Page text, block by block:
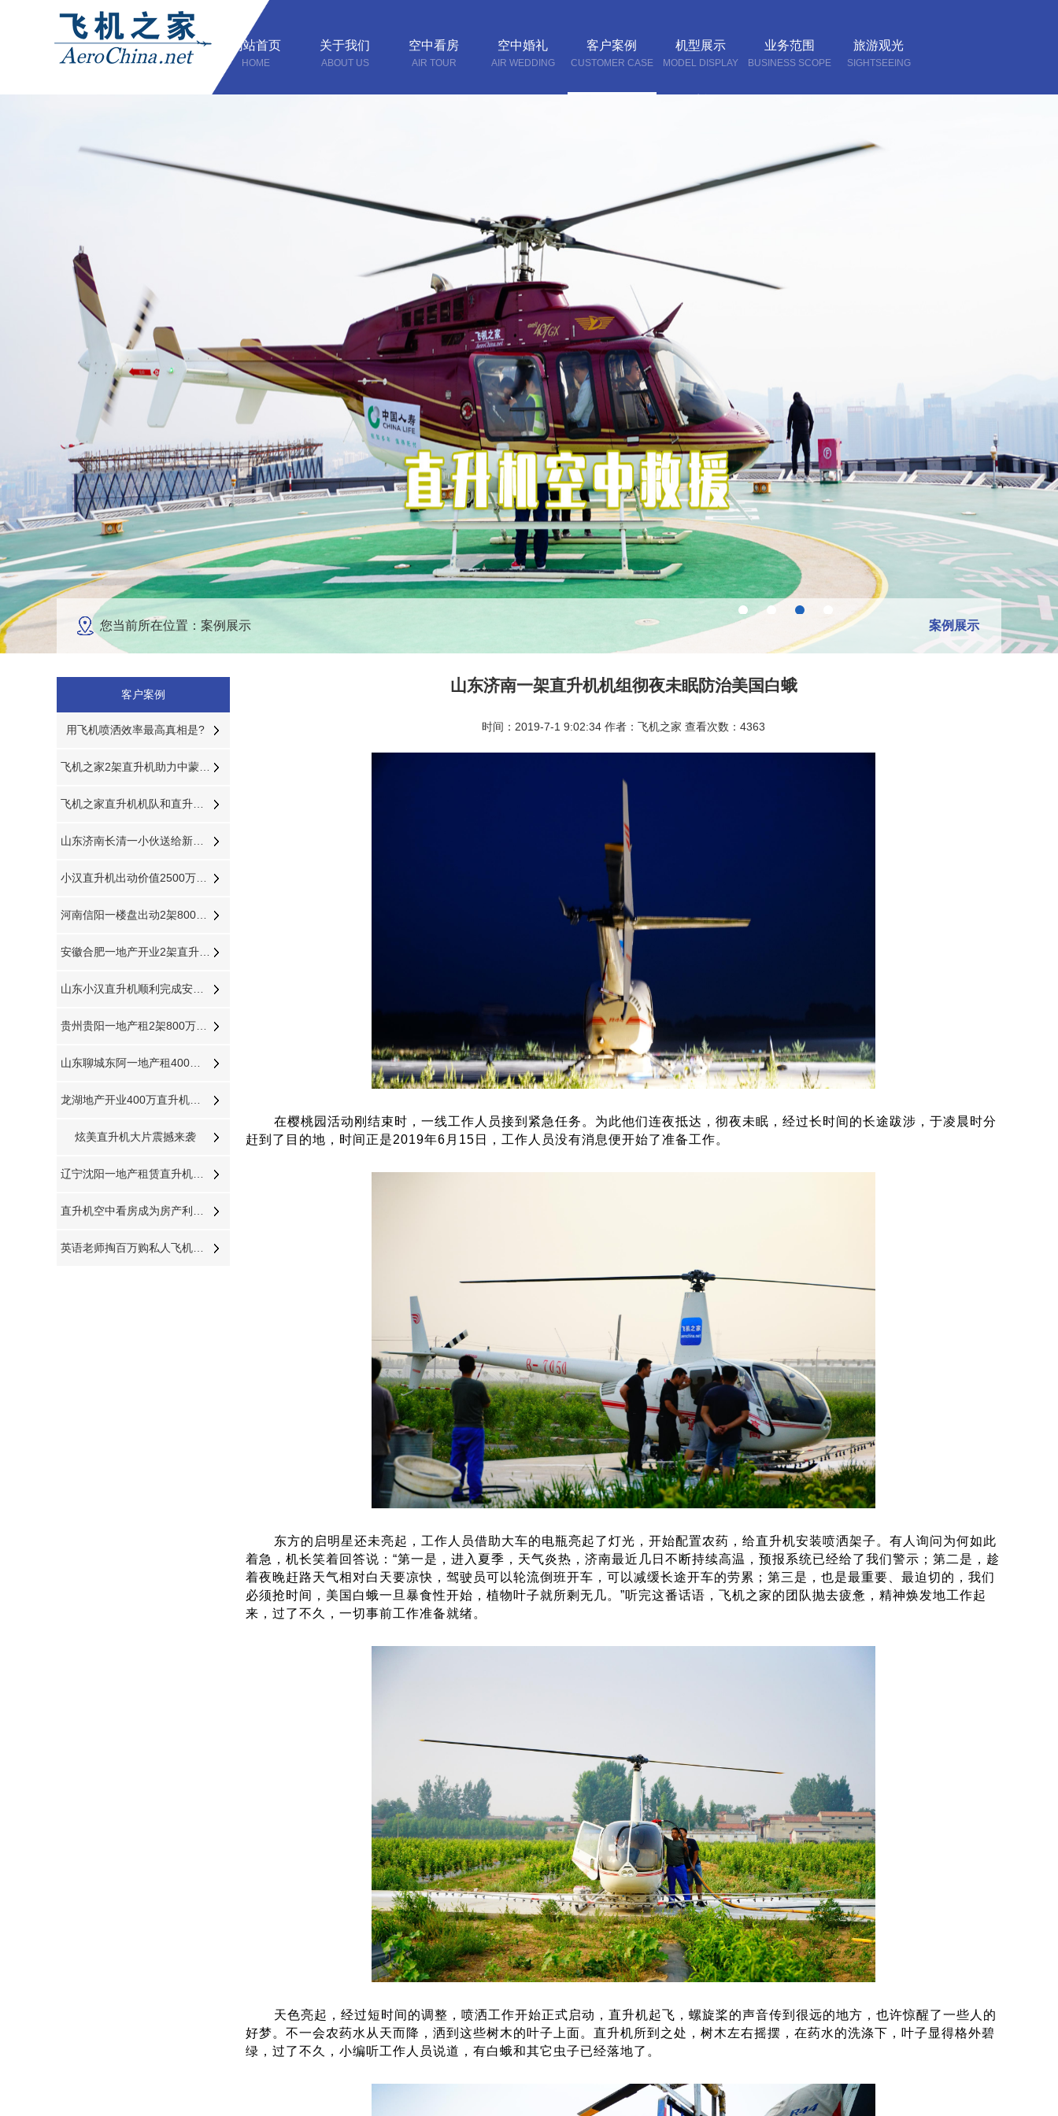
网站首页
HOME
关于我们
ABOUT US
空中看房
AIR TOUR
空中婚礼
AIR WEDDING
客户案例
CUSTOMER CASE
机型展示
MODEL DISPLAY
业务范围
BUSINESS SCOPE
旅游观光
SIGHTSEEING
您当前所在位置：案例展示 案例展示
客户案例
用飞机喷洒效率最高真相是?
炫美直升机大片震撼来袭
山东济南一架直升机机组彻夜未眠防治美国白蛾
时间：2019-7-1 9:02:34 作者：飞机之家 查看次数：4363
在樱桃园活动刚结束时，一线工作人员接到紧急任务。为此他们连夜抵达，彻夜未眠，经过长时间的长途跋涉，于凌晨时分
赶到了目的地，时间正是2019年6月15日，工作人员没有消息便开始了准备工作。
东方的启明星还未亮起，工作人员借助大车的电瓶亮起了灯光，开始配置农药，给直升机安装喷洒架子。有人询问为何如此
着急，机长笑着回答说：“第一是，进入夏季，天气炎热，济南最近几日不断持续高温，预报系统已经给了我们警示；第二是，趁
着夜晚赶路天气相对白天要凉快，驾驶员可以轮流倒班开车，可以减缓长途开车的劳累；第三是，也是最重要、最迫切的，我们
必须抢时间，美国白蛾一旦暴食性开始，植物叶子就所剩无几。”听完这番话语，飞机之家的团队抛去疲惫，精神焕发地工作起
来，过了不久，一切事前工作准备就绪。
天色亮起，经过短时间的调整，喷洒工作开始正式启动，直升机起飞，螺旋桨的声音传到很远的地方，也许惊醒了一些人的
好梦。不一会农药水从天而降，洒到这些树木的叶子上面。直升机所到之处，树木左右摇摆，在药水的洗涤下，叶子显得格外碧
绿，过了不久，小编听工作人员说道，有白蛾和其它虫子已经落地了。